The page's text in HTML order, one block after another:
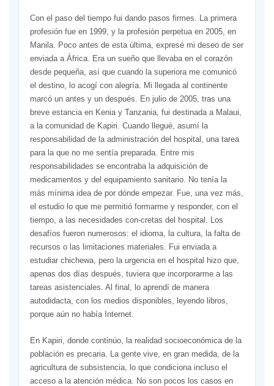
Con el paso del tiempo fui dando pasos firmes. La primera
profesión fue en 1999, y la profesión perpetua en 2005, en
Manila. Poco antes de esta última, expresé mi deseo de ser
enviada a África. Era un sueño que llevaba en el corazón
desde pequeña, así que cuando la superiora me comunicó
el destino, lo acogí con alegría. Mi llegada al continente
marcó un antes y un después. En julio de 2005, tras una
breve estancia en Kenia y Tanzania, fui destinada a Malaui,
a la comunidad de Kapiri. Cuando llegué, asumí la
responsabilidad de la administración del hospital, una tarea
para la que no me sentía preparada. Entre mis
responsabilidades se encontraba la adquisición de
medicamentos y del equipamiento sanitario. No tenía la
más mínima idea de por dónde empezar. Fue, una vez más,
el estudio lo que me permitió formarme y responder, con el
tiempo, a las necesidades con-cretas del hospital. Los
desafíos fueron numerosos: el idioma, la cultura, la falta de
recursos o las limitaciones materiales. Fui enviada a
estudiar chichewa, pero la urgencia en el hospital hizo que,
apenas dos días después, tuviera que incorporarme a las
tareas asistenciales. Al final, lo aprendí de manera
autodidacta, con los medios disponibles, leyendo libros,
porque aún no había Internet.
En Kapiri, donde continúo, la realidad socioeconómica de la
población es precaria. La gente vive, en gran medida, de la
agricultura de subsistencia, lo que condiciona incluso el
acceso a la atención médica. No son pocos los casos en